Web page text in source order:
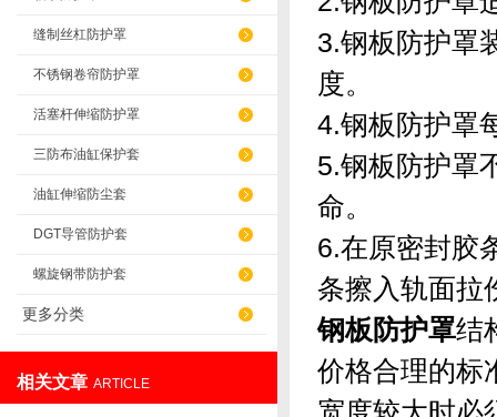
缝制丝杠防护罩
不锈钢卷帘防护罩
活塞杆伸缩防护罩
三防布油缸保护套
油缸伸缩防尘套
DGT导管防护套
螺旋钢带防护套
更多分类
相关文章 ARTICLE
3.钢板防护罩
度。
4.钢板防护罩
5.钢板防护罩
命。
6.在原密封胶
条擦入轨面
钢板防护罩结
价格合理的标